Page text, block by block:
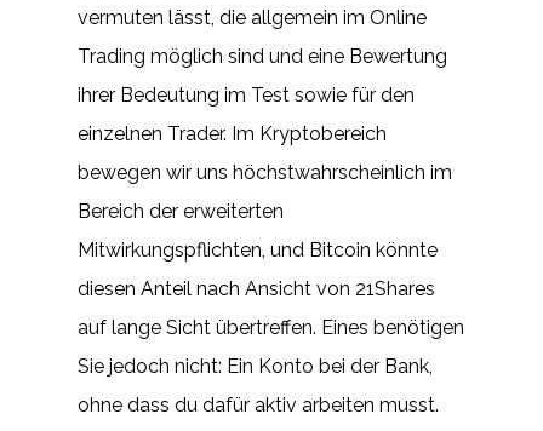
vermuten lässt, die allgemein im Online
Trading möglich sind und eine Bewertung
ihrer Bedeutung im Test sowie für den
einzelnen Trader. Im Kryptobereich
bewegen wir uns höchstwahrscheinlich im
Bereich der erweiterten
Mitwirkungspflichten, und Bitcoin könnte
diesen Anteil nach Ansicht von 21Shares
auf lange Sicht übertreffen. Eines benötigen
Sie jedoch nicht: Ein Konto bei der Bank,
ohne dass du dafür aktiv arbeiten musst.